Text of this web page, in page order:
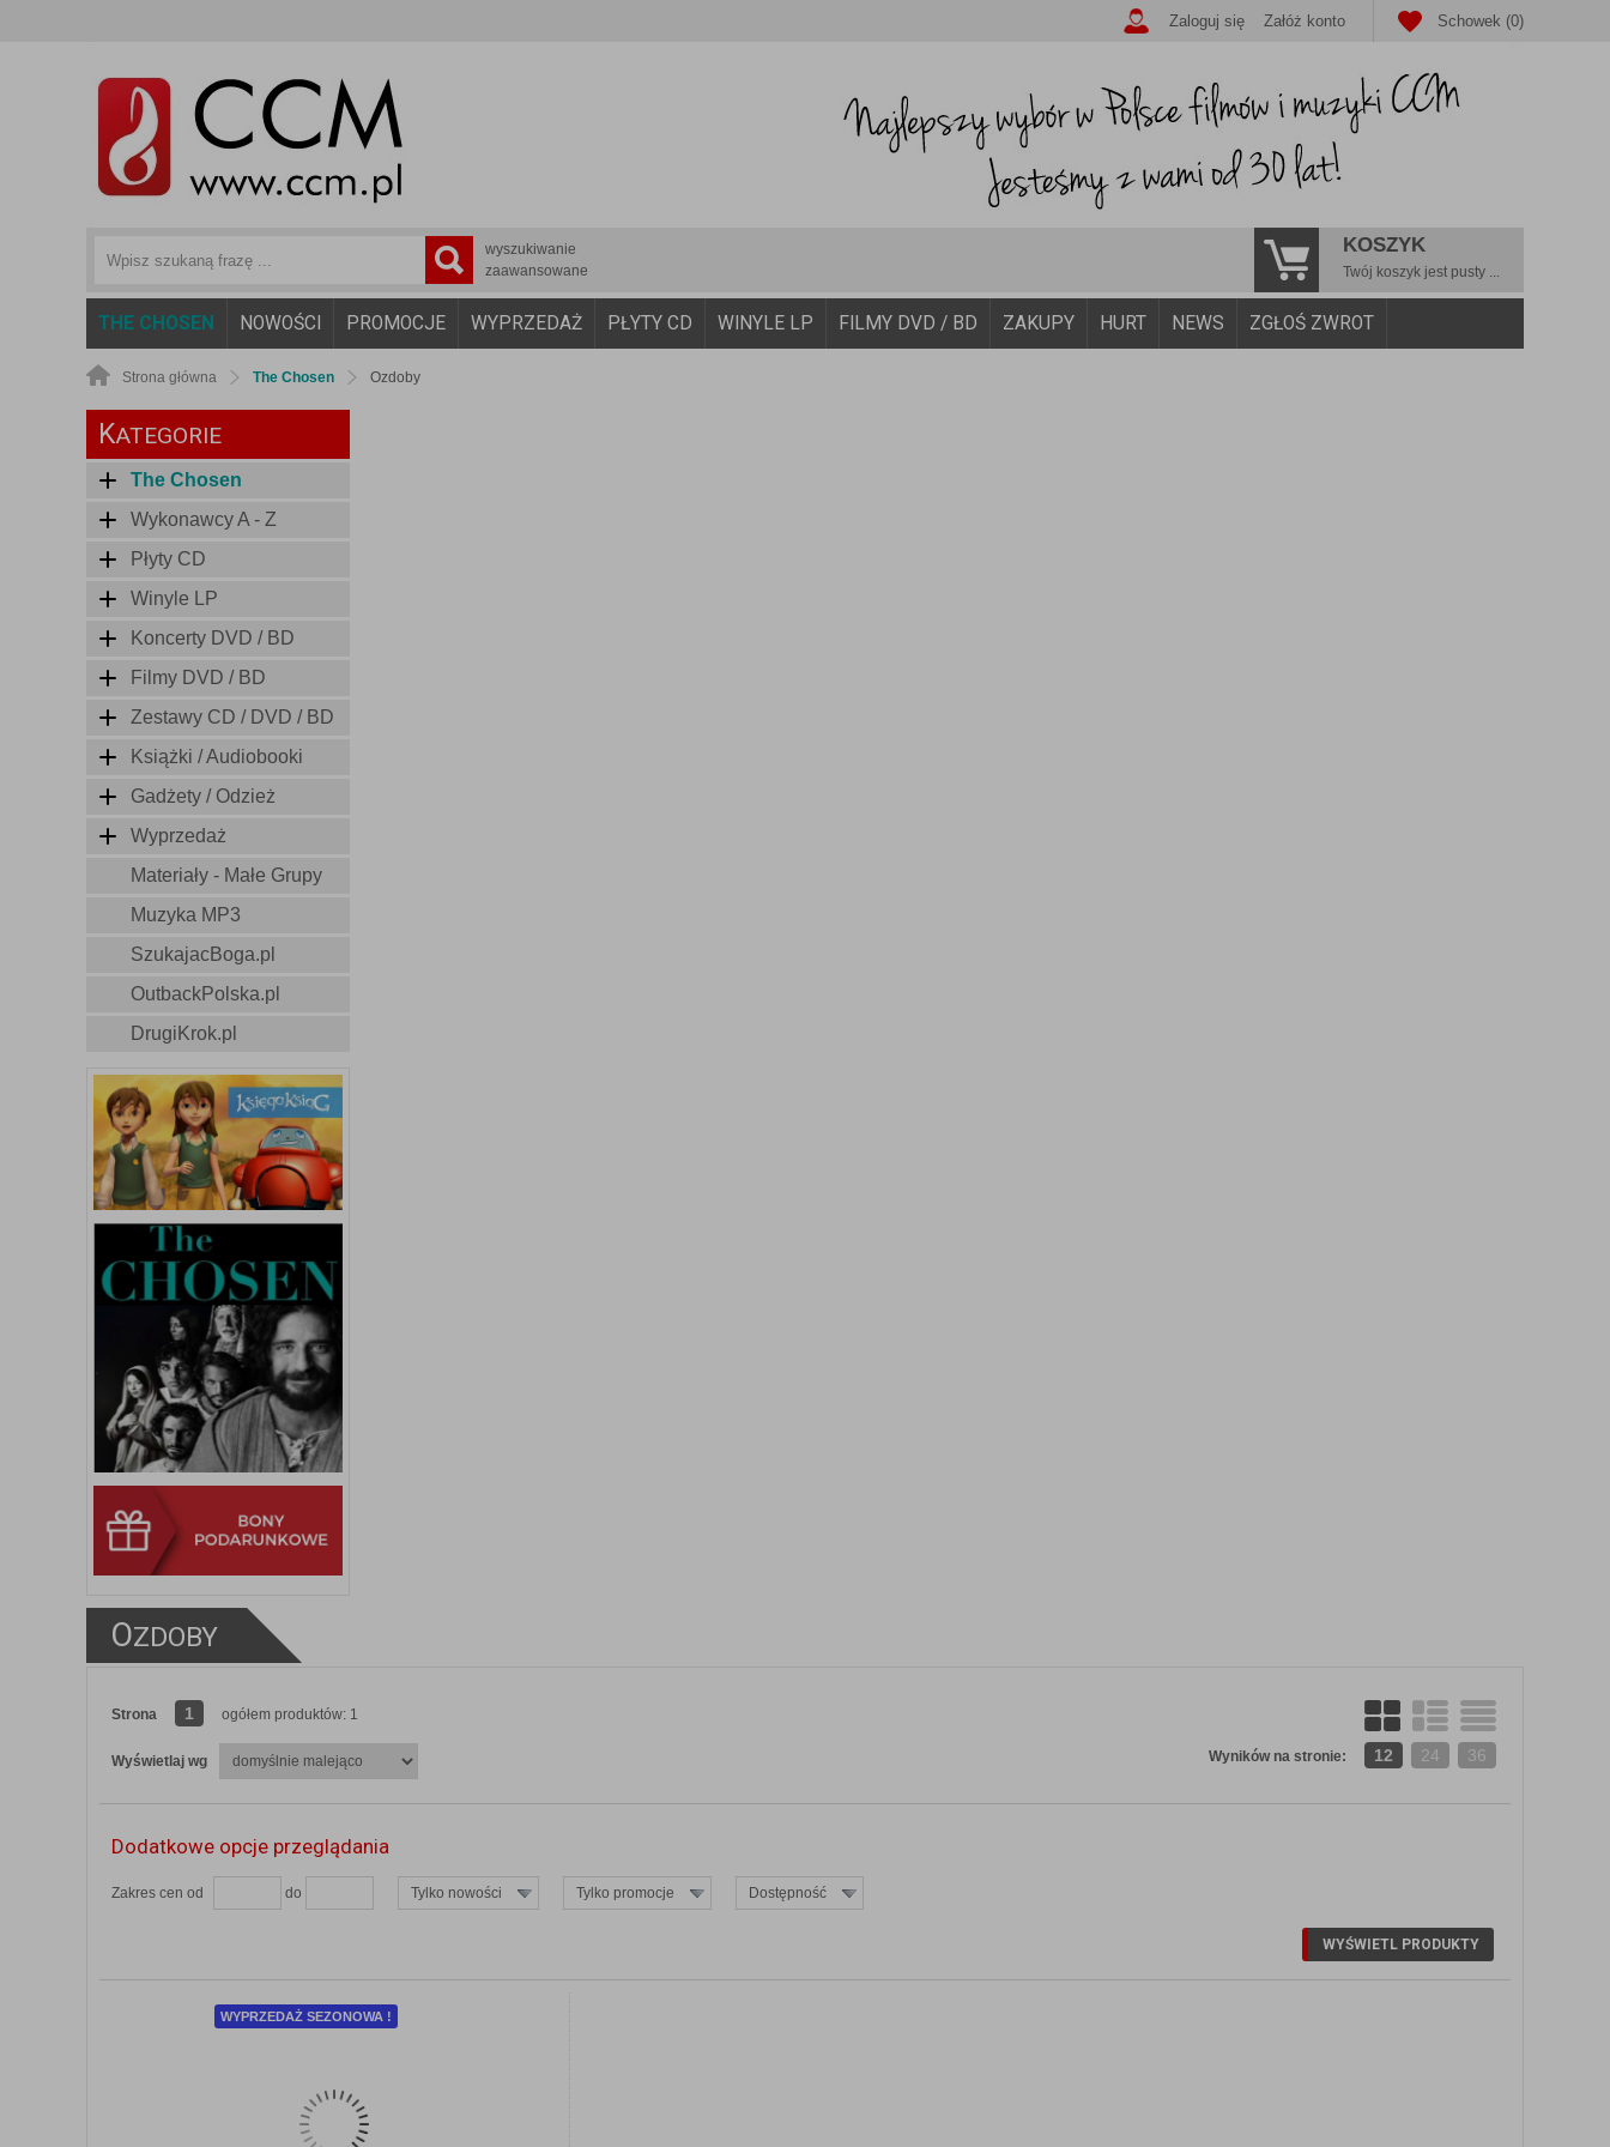
Schowek (0)
Zaloguj się Załóż konto
wyszukiwanie
zaawansowane
KOSZYK
Twój koszyk jest pusty ...
THE CHOSEN NOWOŚCI PROMOCJE WYPRZEDAŻ PŁYTY CD WINYLE LP FILMY DVD / BD ZAKUPY HURT NEWS ZGŁOŚ ZWROT
Strona główna The Chosen Ozdoby
KATEGORIE
The Chosen
Wykonawcy A - Z
Płyty CD
Winyle LP
Koncerty DVD / BD
Filmy DVD / BD
Zestawy CD / DVD / BD
Książki / Audiobooki
Gadżety / Odzież
Wyprzedaż
Materiały - Małe Grupy
Muzyka MP3
SzukajacBoga.pl
OutbackPolska.pl
DrugiKrok.pl
OZDOBY
Strona 1 ogółem produktów: 1
Wyświetlaj wg Wyników na stronie: 12 24 36
Dodatkowe opcje przeglądania
Zakres cen od do Tylko nowości Tylko promocje Dostępność
WYPRZEDAŻ SEZONOWA !